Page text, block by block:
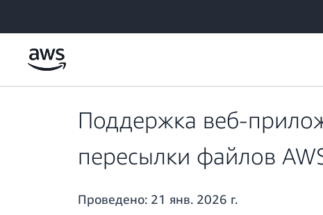
Поддержка веб-
пересылки файлов
Проведено: 21 янв. 2026 г.